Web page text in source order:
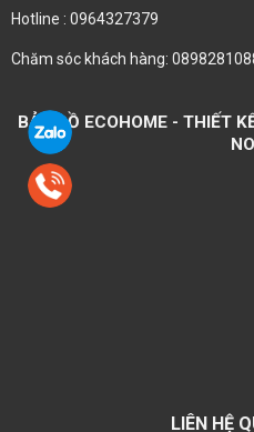
Hotline : 0964327379
Chăm sóc khách hàng:
BẢN ĐỒ ECOHOME - THIẾT
LIÊN HỆ